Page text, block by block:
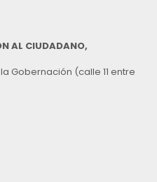
AL CIUDADANO,
Gobernación (calle 11 entre